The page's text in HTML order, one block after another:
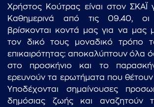
Χρήστος Κούτρας είναι στον ΣΚΑΪ
Καθημερινά από τις 09.40, οι
βρίσκονται κοντά μας για να μας
τον δικό τους μοναδικό τρόπο
επικαιρότητας: αποκαλύπτουν όλα
στο προσκήνιο και το
ερευνούν τα ερωτήματα που θέτουν
Υποδέχονται σημαίνουσες
δημόσιας ζωής και αναζητούν